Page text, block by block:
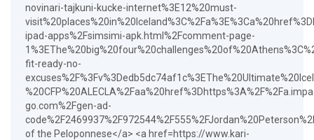
novinari-tajkuni-kucke-internet%3E12%20must-
ipad-apps%2Fsimsimi-apk.html%2Fcomment-page-
fit-ready-no-
go.com%2Fgen-ad-
of the Peloponnese</a> <a href=https://www.kari-